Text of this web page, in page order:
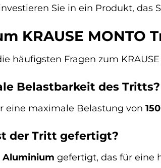
Sie in ein Produkt, das
KRAUSE
häufigsten Fragen zum
Belastbarkeit des Tritts?
eine maximale Belastung von
der Tritt gefertigt?
gefertigt, das für eine